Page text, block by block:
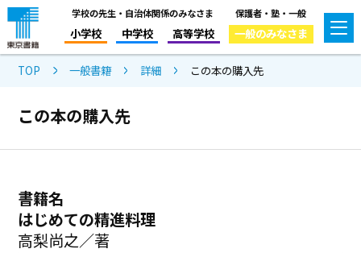
学校の先生・自治体関係のみなさま
小学校 中学校 高等学校
保護者・塾・一般
一般のみなさま
TOP 一般書籍 詳細 この本の購入先
この本の購入先
書籍名
はじめての精進料理
高梨尚之／著